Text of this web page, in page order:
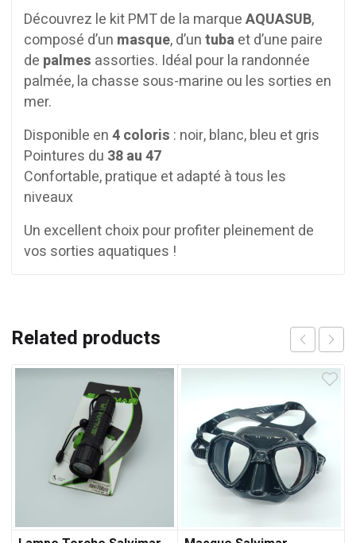
Découvrez le kit PMT de la marqueAQUASUB,
composé d’un masque, d’untubaet d’une paire
de palmes assorties. Idéal pour la randonnée
palmée, la chasse sous-marine ou les sorties en
mer.
Disponible en4 coloris : noir, blanc, bleu et gris
Pointures du 38 au 47
Confortable, pratique et adapté à tous les
niveaux
Un excellent choix pour profiter pleinement de
vos sorties aquatiques !
Related products